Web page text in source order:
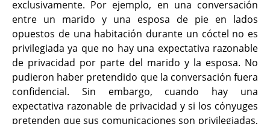
exclusivamente. Por ejemplo, en una conversación
entre un marido y una esposa de pie en lados
opuestos de una habitación durante un cóctel no es
privilegiada ya que no hay una expectativa razonable
de privacidad por parte del marido y la esposa. No
pudieron haber pretendido que la conversación fuera
confidencial. Sin embargo, cuando hay una
expectativa razonable de privacidad y si los cónyuges
pretenden que sus comunicaciones son privilegiadas,